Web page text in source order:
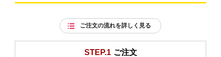
ご注文の流れを詳しく見る
STEP.1 ご注文